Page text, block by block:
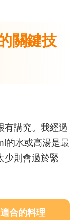
關鍵技
有講究。我經過
的水或高湯是最
少則會過於緊
適合的料理